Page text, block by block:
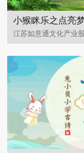
小猴眯乐之点亮
江苏如意通文化产业